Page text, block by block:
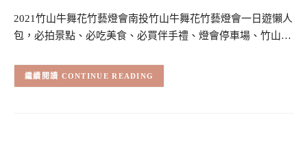
2021竹山牛舞花竹藝燈會南投竹山牛舞花竹藝燈會一日遊懶人
包，必拍景點、必吃美食、必買伴手禮、燈會停車場、竹山…
CONTINUE READING